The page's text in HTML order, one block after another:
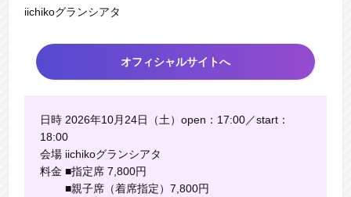
iichikoグランシアタ
オフィシャルサイトへ
日時 2026年10月24日（土）open：17:00／start：
18:00
会場 iichikoグランシアタ
料金 ■指定席 7,800円
■親子席（着席指定）7,800円